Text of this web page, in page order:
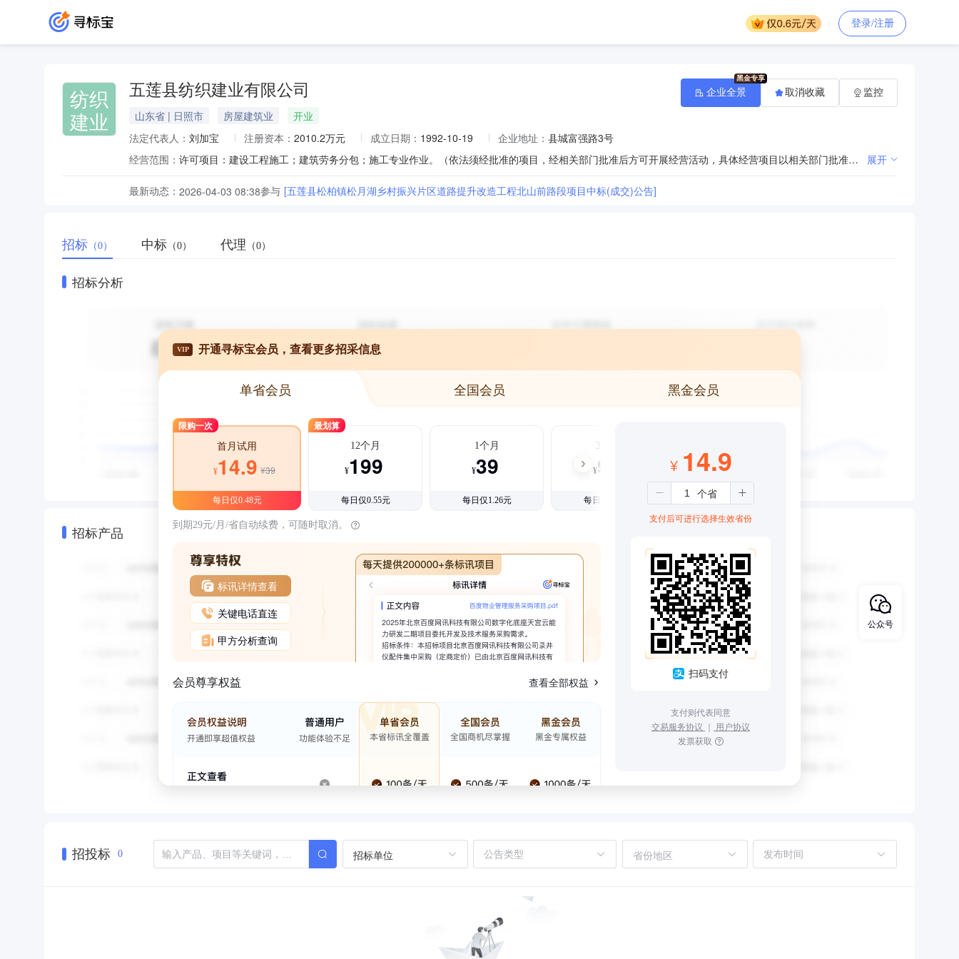
登录/注册
纺织
建业
五莲县纺织建业有限公司
山东省 | 日照市 房屋建筑业
开业
法定代表人： 刘加宝 注册资本： 2010.2万元 成立日期： 1992-10-19 企业地址： 县城富强路3号
经营范围：
许可项目：建设工程施工；建筑劳务分包；施工专业作业。（依法须经批准的项目，经相关部门批准后方可开展经营活动，具体经营项目以相关部门批准文件或许可证件为准）一般项目：体育场地设施工程施工；土石方工程施工；金属门窗工程施工；园林绿化工程施工；劳务服务（不含劳务派遣）；建筑工程机械与设备租赁；非居住房地产租赁。（除依法须经批准的项目外，凭营业执照依法自主开展经营活动） 展开
最新动态： 2026-04-03 08:38参与 [五莲县松柏镇松月湖乡村振兴片区道路提升改造工程北山前路段项目中标(成交)公告]
企业全景 取消收藏 监控
招标 （0） 中标 （0） 代理 （0）
招标分析
招标产品
VIP 开通寻标宝会员，查看更多招采信息
单省会员 全国会员 黑金会员
限购一次
首月试用
¥14.9 ¥39
每日仅0.48元
最划算
12个月
¥199
每日仅0.55元
1个月
¥39
每日仅1.26元
3个月
¥99
每日仅1.08元
到期29元/月/省自动续费，可随时取消。
标讯详情查看
关键电话直连
甲方分析查询
会员尊享权益 查看全部权益
¥ 14.9
支付后可进行选择生效省份
扫码支付
支付则代表同意
交易服务协议 ｜ 用户协议
发票获取
招投标 0 招标单位 省份地区
公众号